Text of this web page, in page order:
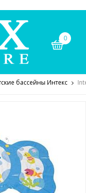
0
бассейны Интекс